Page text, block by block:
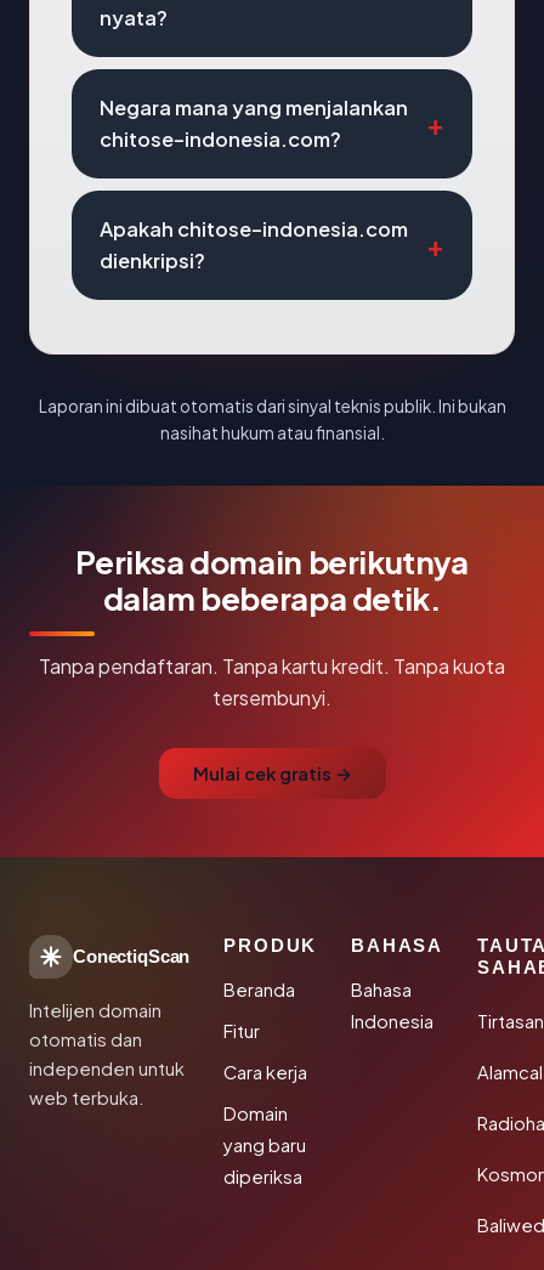
nyata?
Negara mana yang menjalankan
chitose-indonesia.com?
Apakah chitose-indonesia.com
dienkripsi?
Laporan ini dibuat otomatis dari sinyal teknis publik. Ini bukan
nasihat hukum atau finansial.
Periksa domain berikutnya
dalam beberapa detik.
Tanpa pendaftaran. Tanpa kartu kredit. Tanpa kuota
tersembunyi.
Mulai cek gratis →
ConectiqScan
Intelijen domain
otomatis dan
independen untuk
web terbuka.
PRODUK
Beranda
Fitur
Cara kerja
Domain
yang baru
diperiksa
BAHASA
Bahasa
Indonesia